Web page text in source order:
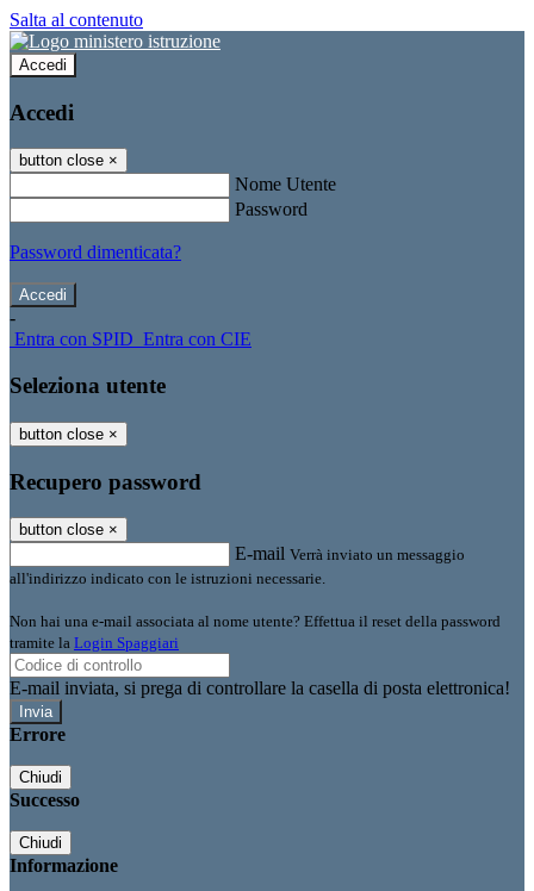
Salta al contenuto
Accedi
Accedi
button close ×
Nome Utente
Password
Password dimenticata?
-
Entra con SPID Entra con CIE
Seleziona utente
button close ×
Recupero password
button close ×
E-mail Verrà inviato un messaggio
all'indirizzo indicato con le istruzioni necessarie.
Non hai una e-mail associata al nome utente? Effettua il reset della password
tramite la Login Spaggiari
E-mail inviata, si prega di controllare la casella di posta elettronica!
Errore
Chiudi
Successo
Chiudi
Informazione